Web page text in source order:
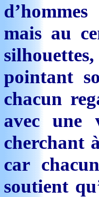
mais au
pointant
chacun
avec une
cherchant
car
soutient